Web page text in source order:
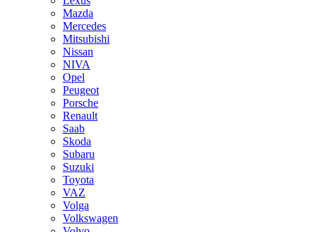
Mazda
Mercedes
Mitsubishi
Nissan
NIVA
Opel
Peugeot
Porsche
Renault
Saab
Skoda
Subaru
Suzuki
Toyota
VAZ
Volga
Volkswagen